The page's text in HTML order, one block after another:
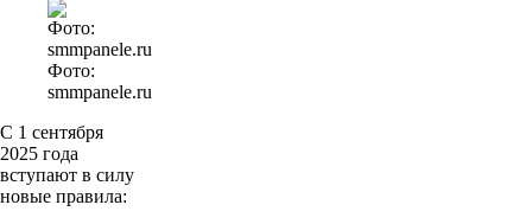
Фото:
smmpanele.ru
С 1 сентября
2025 года
вступают в силу
новые правила: